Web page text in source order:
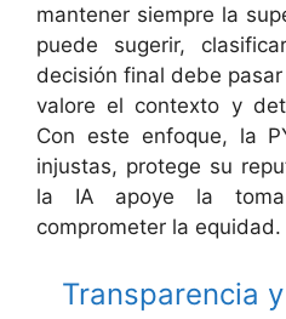
mantener siempre la
puede sugerir,
decisión final debe
valore el contexto y
Con este enfoque, la
injustas, protege su
la IA apoye la
comprometer la equidad.
Transparencia